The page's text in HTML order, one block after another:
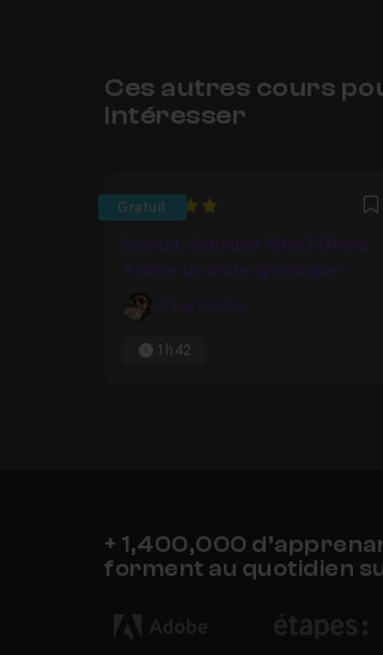
Ces autres cours
intéresser
Gratuit
5
Gratuit : Initiation After Effects -
Animer un texte dynamique
Gilles Pfeiffer
1h42
+ 1,400,000
forment au quotidien